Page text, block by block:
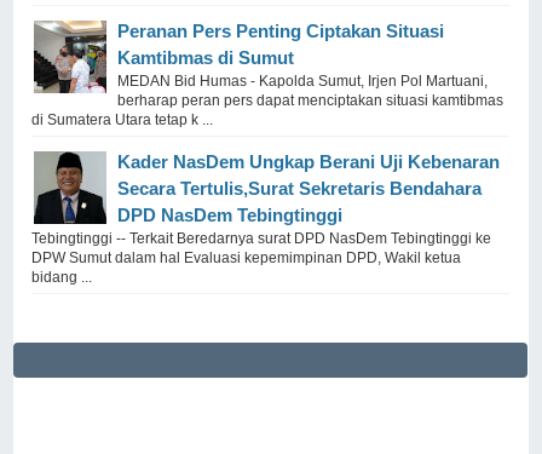
Peranan Pers Penting Ciptakan Situasi
Kamtibmas di Sumut
MEDAN Bid Humas - Kapolda Sumut, Irjen Pol Martuani,
berharap peran pers dapat menciptakan situasi kamtibmas
di Sumatera Utara tetap k ...
Kader NasDem Ungkap Berani Uji Kebenaran
Secara Tertulis,Surat Sekretaris Bendahara
DPD NasDem Tebingtinggi
Tebingtinggi -- Terkait Beredarnya surat DPD NasDem Tebingtinggi ke
DPW Sumut dalam hal Evaluasi kepemimpinan DPD, Wakil ketua
bidang ...